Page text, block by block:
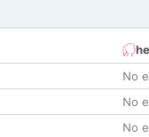
No
No
No